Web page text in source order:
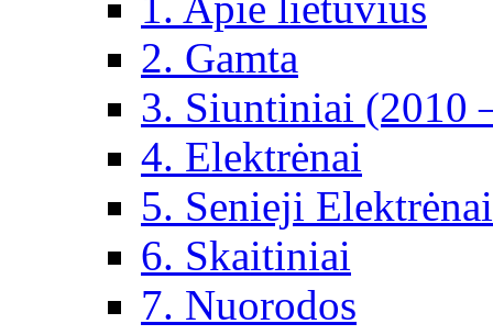
2. Gamta
3. Siuntiniai (2010
4. Elektrėnai
5. Senieji Elektrėnai
6. Skaitiniai
7. Nuorodos